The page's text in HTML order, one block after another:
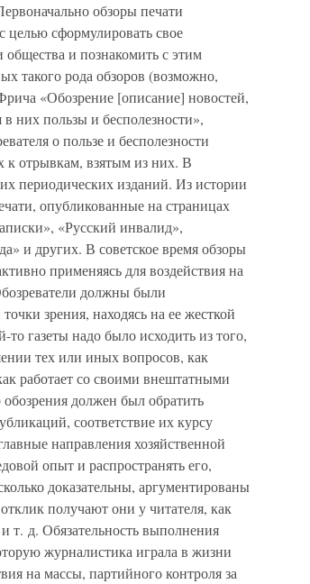
обзоры печати
целью сформулировать свое
и познакомить с этим
такого рода обзоров (возможно,
«Обозрение [описание] новостей,
них пользы и бесполезности»,
о пользе и бесполезности
к отрывкам, взятым из них. В
периодических изданий. Из истории
опубликованные на страницах
«Русский инвалид»,
и других. В советское время обзоры
применяясь для воздействия на
должны были
зрения, находясь на ее жесткой
газеты надо было исходить из того,
тех или иных вопросов, как
работает со своими внештатными
должен был обратить
соответствие их курсу
направления хозяйственной
опыт и распространять его,
доказательны, аргументированы
получают они у читателя, как
т. д. Обязательность выполнения
журналистика играла в жизни
на массы, партийного контроля за